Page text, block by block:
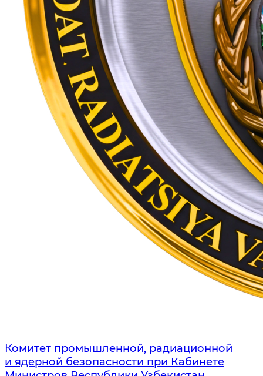
Комитет промышленной, радиационной
и ядерной безопасности при Кабинете